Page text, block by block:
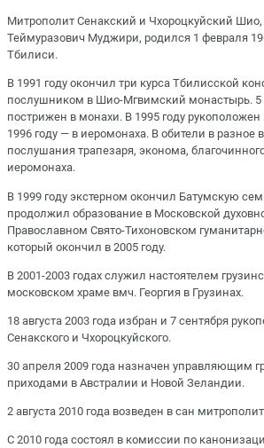
Митрополит Сенакский и Чхороцкуйский
Теймуразович Муджири, родился 1 февраля
Тбилиси.
В 1991 году окончил три курса Тбилисской
послушником в Шио-Мгвимский монастырь. 5
пострижен в монахи. В 1995 году
1996 году — в иеромонаха. В обители в разное
послушания трапезаря, эконома,
иеромонаха.
В 1999 году экстерном окончил Батумскую
продолжил образование в Московской
Православном Свято-Тихоновском
который окончил в 2005 году.
В 2001-2003 годах служил настоятелем
московском храме вмч. Георгия в Грузинах.
18 августа 2003 года избран и 7 сентября
Сенакского и Чхороцкуйского.
30 апреля 2009 года назначен управляющим
приходами в Австралии и Новой Зеландии.
2 августа 2010 года возведен в сан
С 2010 года состоял в комиссии по